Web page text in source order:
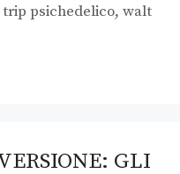
trip psichedelico, walt
GLI